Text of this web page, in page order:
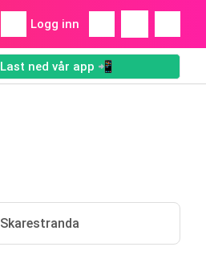
Logg inn
Last ned vår app 📲
Skarestranda